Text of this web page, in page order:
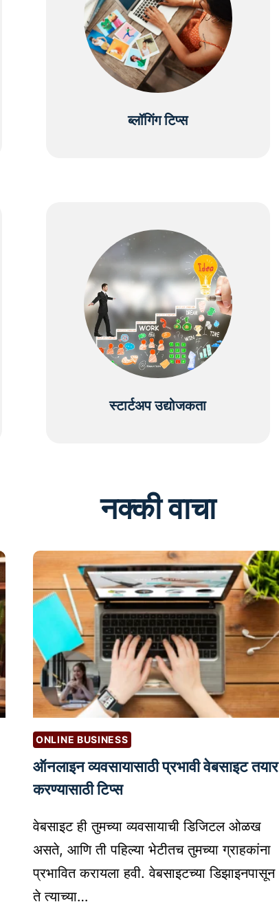
ब्लॉगिंग टिप्स
स्टार्टअप उद्योजकता
नक्की वाचा
ONLINE BUSINESS
ऑनलाइन व्यवसायासाठी प्रभावी वेबसाइट तयार
करण्यासाठी टिप्स
वेबसाइट ही तुमच्या व्यवसायाची डिजिटल ओळख
असते, आणि ती पहिल्या भेटीतच तुमच्या ग्राहकांना
प्रभावित करायला हवी. वेबसाइटच्या डिझाइनपासून
ते त्याच्या…